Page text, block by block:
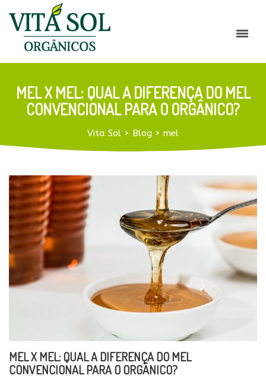
MEL X MEL: QUAL A DIFERENÇA DO MEL
CONVENCIONAL PARA O ORGÂNICO?
Vita Sol > Blog > mel
MEL X MEL: QUAL A DIFERENÇA DO MEL
CONVENCIONAL PARA O ORGÂNICO?